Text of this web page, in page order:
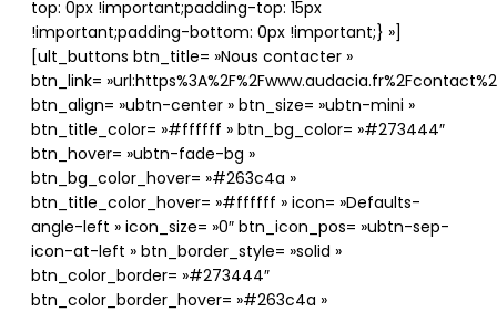
top: 0px !important;padding-top: 15px
!important;padding-bottom: 0px !important;} »]
[ult_buttons btn_title= »Nous contacter »
btn_link=
btn_align= »ubtn-center » btn_size= »ubtn-mini »
btn_title_color= »#ffffff » btn_bg_color= »#273444″
btn_hover= »ubtn-fade-bg »
btn_bg_color_hover= »#263c4a »
btn_title_color_hover= »#ffffff » icon= »Defaults-
angle-left » icon_size= »0″ btn_icon_pos= »ubtn-sep-
icon-at-left » btn_border_style= »solid »
btn_color_border= »#273444″
btn_color_border_hover= »#263c4a »